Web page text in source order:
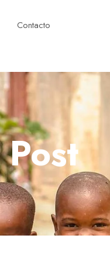
Contacto